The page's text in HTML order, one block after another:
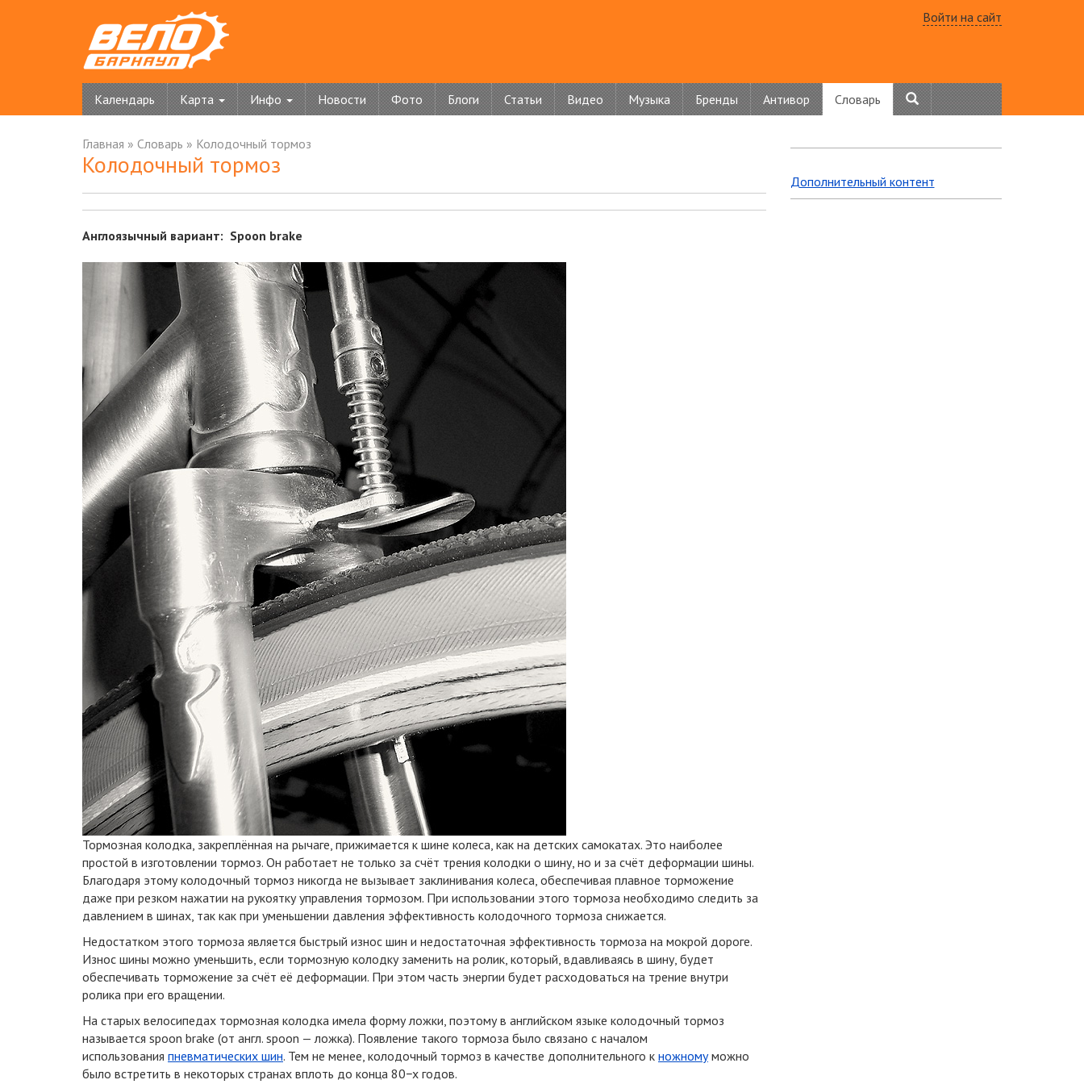
Войти на сайт
Календарь Карта Инфо Новости Фото Блоги Статьи Видео Музыка Бренды Антивор Словарь
Главная » Словарь » Колодочный тормоз
Колодочный тормоз
Англоязычный вариант: Spoon brake
Тормозная колодка, закреплённая на рычаге, прижимается к шине колеса, как на детских самокатах. Это наиболее
простой в изготовлении тормоз. Он работает не только за счёт трения колодки о шину, но и за счёт деформации шины.
Благодаря этому колодочный тормоз никогда не вызывает заклинивания колеса, обеспечивая плавное торможение
даже при резком нажатии на рукоятку управления тормозом. При использовании этого тормоза необходимо следить за
давлением в шинах, так как при уменьшении давления эффективность колодочного тормоза снижается.
Недостатком этого тормоза является быстрый износ шин и недостаточная эффективность тормоза на мокрой дороге.
Износ шины можно уменьшить, если тормозную колодку заменить на ролик, который, вдавливаясь в шину, будет
обеспечивать торможение за счёт её деформации. При этом часть энергии будет расходоваться на трение внутри
ролика при его вращении.
На старых велосипедах тормозная колодка имела форму ложки, поэтому в английском языке колодочный тормоз
называется spoon brake (от англ. spoon — ложка). Появление такого тормоза было связано с началом
использования пневматических шин. Тем не менее, колодочный тормоз в качестве дополнительного к ножномуможно
было встретить в некоторых странах вплоть до конца 80−х годов.
Дополнительный контент